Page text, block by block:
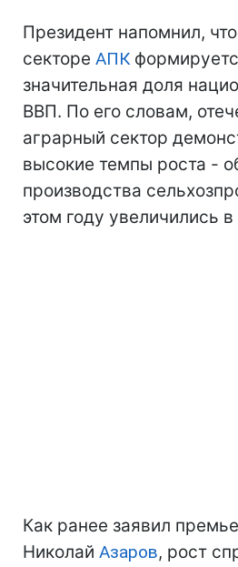
Президент напомнил,
секторе АПК
значительная доля
ВВП. По его словам,
аграрный сектор
высокие темпы роста -
производства
этом году увеличились в
Как ранее заявил
Николай Азаров, рост